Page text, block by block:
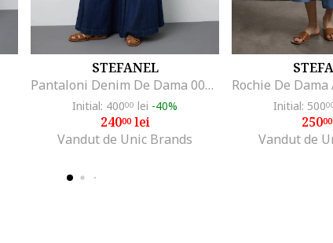
STEFANEL
Pantaloni Denim De Dama 003570227
Initial: 40000 lei -40%
24000lei
Vandut de Unic Brands
Initial: 500
25000
Vandut de